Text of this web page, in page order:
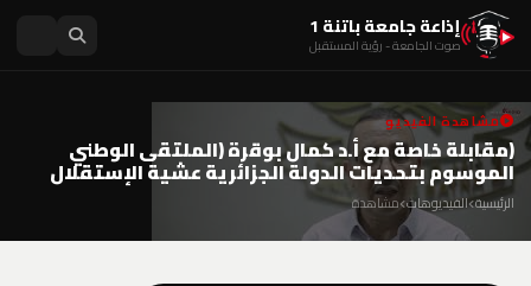
إذاعة جامعة باتنة 1
صوت الجامعة - رؤية المستقبل
مشاهدة الفيديو
(مقابلة خاصة مع أ.د كمال بوقرة (الملتقى الوطني
الموسوم بتحديات الدولة الجزائرية عشية الإستقلال
الرئيسية الفيديوهات مشاهدة